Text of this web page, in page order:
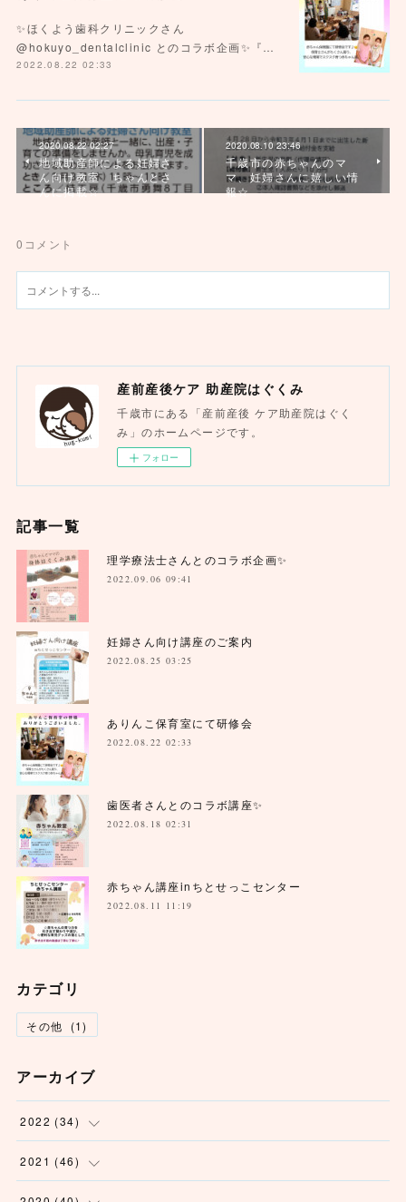
✨ほくよう歯科クリニックさん
@hokuyo_dentalclinic とのコラボ企画✨『…
2022.08.22 02:33
2020.08.22 02:27
地域助産師による妊婦さ
ん向け教室 ちゃんとさ
んに掲載☆
2020.08.10 23:46
千歳市の赤ちゃんのマ
マ、妊婦さんに嬉しい情
報☆
0 コメント
産前産後ケア 助産院はぐくみ
千歳市にある「産前産後 ケア助産院はぐく
み」のホームページです。
フォロー
記事一覧
理学療法士さんとのコラボ企画✨
2022.09.06 09:41
妊婦さん向け講座のご案内
2022.08.25 03:25
ありんこ保育室にて研修会
2022.08.22 02:33
歯医者さんとのコラボ講座✨
2022.08.18 02:31
赤ちゃん講座inちとせっこセンター
2022.08.11 11:19
カテゴリ
その他 (1)
アーカイブ
2022 (34)
(1)
(6)
2021 (46)